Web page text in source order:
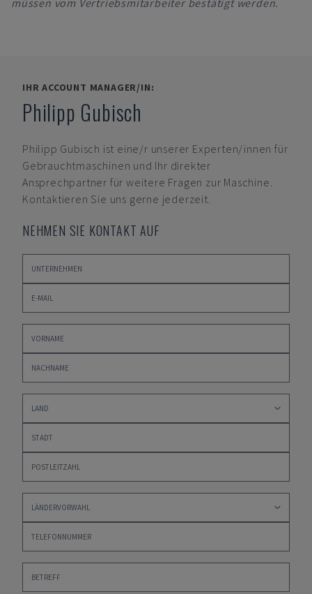
müssen vom Vertriebsmitarbeiter bestätigt werden.
IHR ACCOUNT MANAGER/IN:
Philipp Gubisch
Philipp Gubisch ist eine/r unserer Experten/innen für
Gebrauchtmaschinen und Ihr direkter
Ansprechpartner für weitere Fragen zur Maschine.
Kontaktieren Sie uns gerne jederzeit.
NEHMEN SIE KONTAKT AUF